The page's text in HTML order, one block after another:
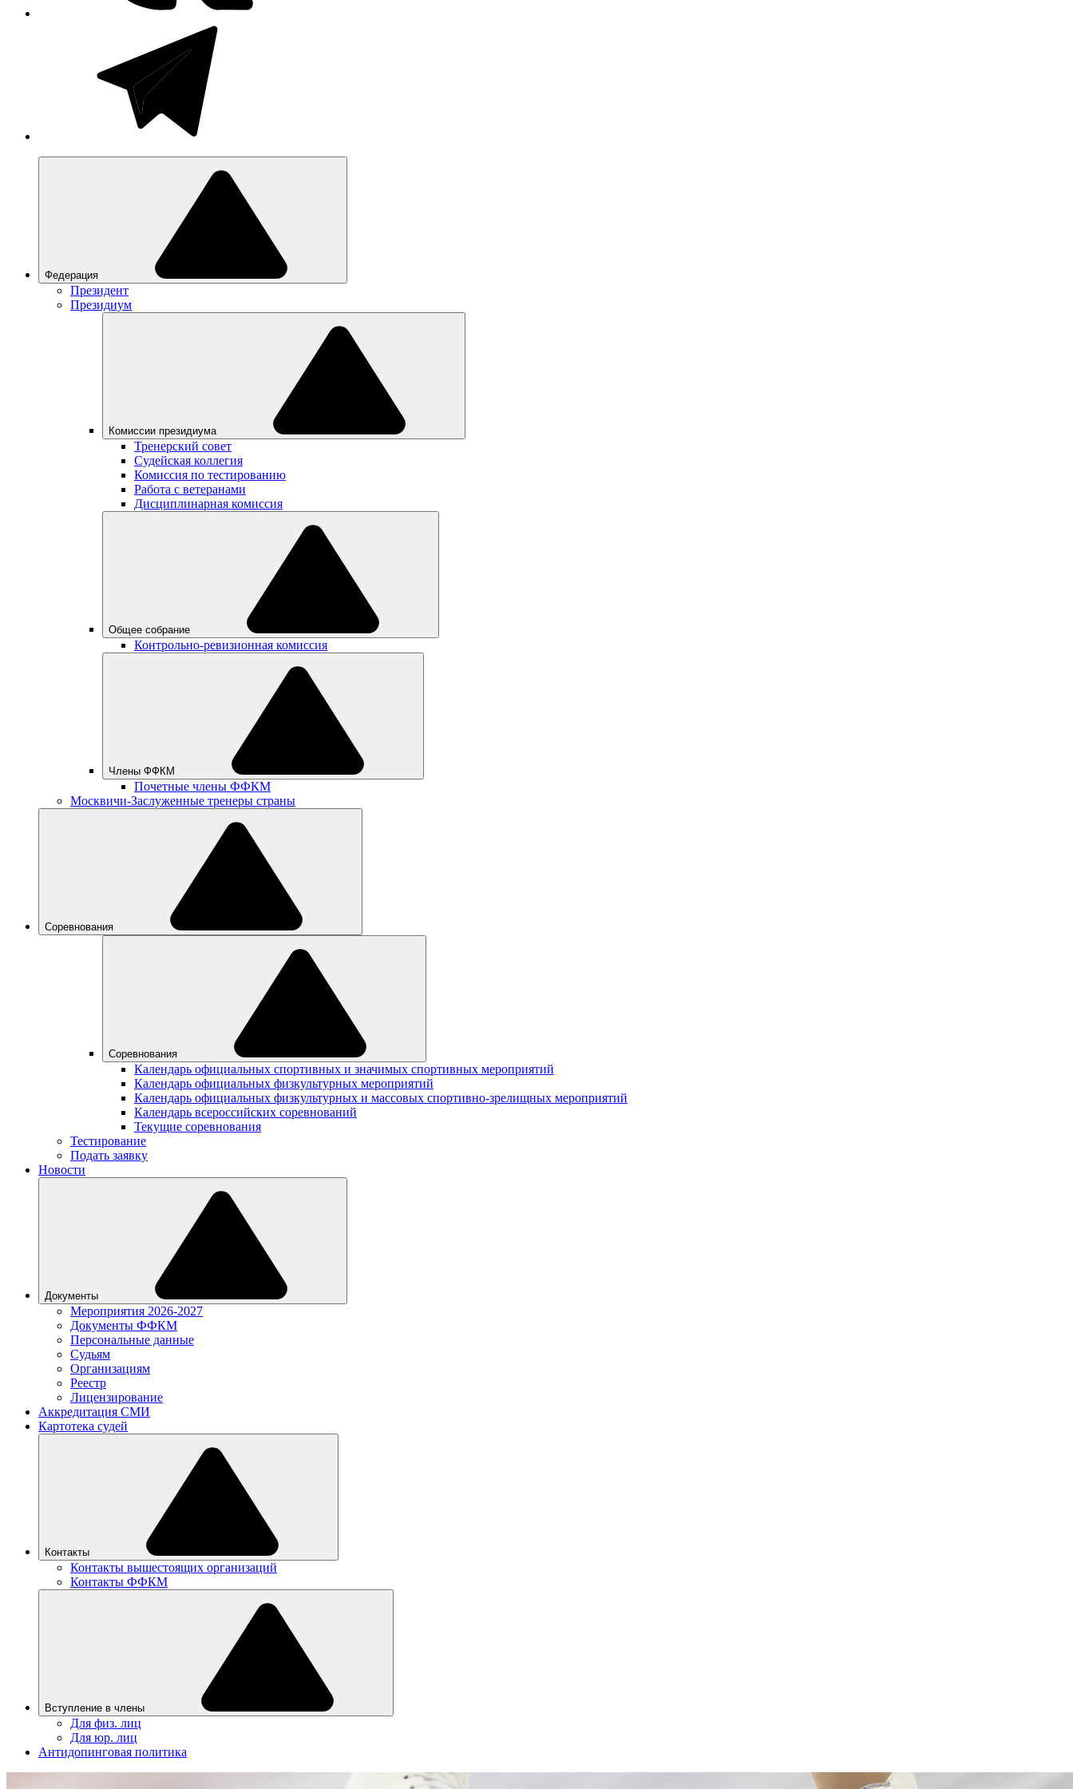
Федерация
Президент
Президиум
Комиссии президиума
Тренерский совет
Судейская коллегия
Комиссия по тестированию
Работа с ветеранами
Дисциплинарная комиссия
Общее собрание
Контрольно-ревизионная комиссия
Члены ФФКМ
Почетные члены ФФКМ
Москвичи-Заслуженные тренеры страны
Соревнования
Соревнования
Календарь официальных спортивных и значимых спортивных мероприятий
Календарь официальных физкультурных мероприятий
Календарь официальных физкультурных и массовых спортивно-зрелищных мероприятий
Календарь всероссийских соревнований
Текущие соревнования
Тестирование
Подать заявку
Новости
Документы
Мероприятия 2026-2027
Документы ФФКМ
Персональные данные
Судьям
Организациям
Реестр
Лицензирование
Аккредитация СМИ
Картотека судей
Контакты
Контакты вышестоящих организаций
Контакты ФФКМ
Вступление в члены
Для физ. лиц
Для юр. лиц
Антидопинговая политика